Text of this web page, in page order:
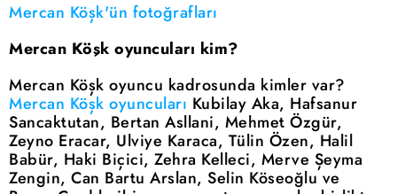
Mercan Köşk'ün fotoğrafları
Mercan Köşk oyuncuları kim?
Mercan Köşk oyuncu kadrosunda kimler var?
Mercan Köşk oyuncuları Kubilay Aka, Hafsanur
Sancaktutan, Bertan Asllani, Mehmet Özgür,
Zeyno Eracar, Ulviye Karaca, Tülin Özen, Halil
Babür, Haki Biçici, Zehra Kelleci, Merve Şeyma
Zengin, Can Bartu Arslan, Selin Köseoğlu ve